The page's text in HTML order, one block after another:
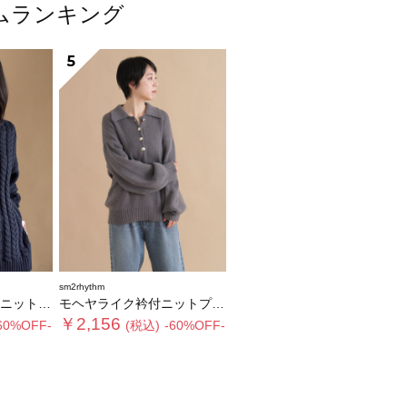
ランキング
ーバー
5
sm2rhythm
モヘヤライク衿付ニットプルオーバー
￥2,156 (税込) -60%OFF-